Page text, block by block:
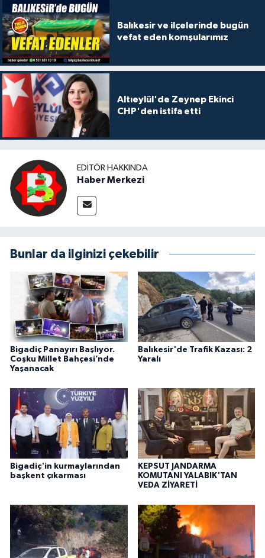
Balıkesir ve ilçelerinde bugün
vefat eden komşularımız
Altıeylül'de Zeynep Ekinci
CHP'den istifa etti
EDITÖR HAKKINDA
Haber Merkezi
Bunlar da ilginizi çekebilir
Bigadiç Panayırı Başlıyor.
Coşku Millet Bahçesi’nde
Yaşanacak
Balıkesir'de Trafik Kazası: 2
Yaralı
Bigadiç'in kurmaylarından
başkent çıkarması
KEPSUT JANDARMA
KOMUTANI YALABIK'TAN
VEDA ZİYARETİ